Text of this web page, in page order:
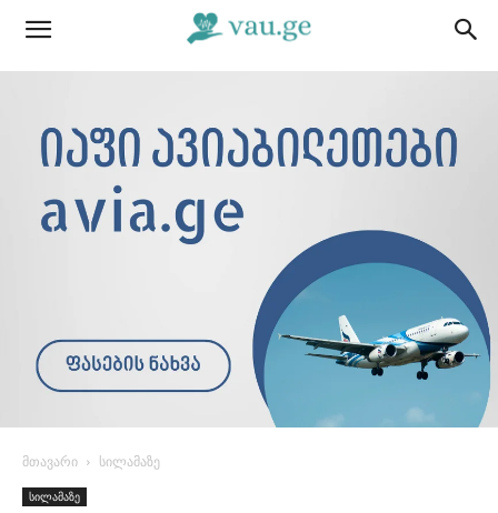
მთავარი სილამაზე
სილამაზე